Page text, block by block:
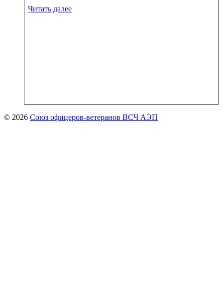
Читать далее
© 2026 Союз офицеров-ветеранов ВСЧ АЭП